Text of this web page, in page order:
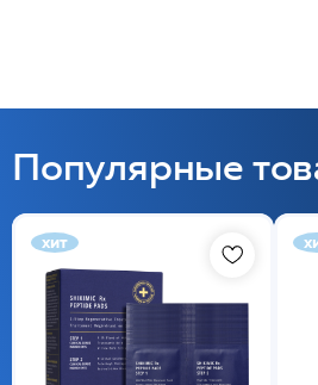
Популярные
хит